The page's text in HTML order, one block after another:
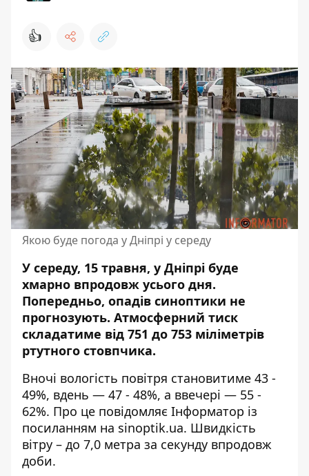
👍
Якою буде погода у Дніпрі у середу
У середу, 15 травня, у Дніпрі буде
хмарно впродовж усього дня.
Попередньо, опадів синоптики не
прогнозують. Атмосферний тиск
складатиме від 751 до 753 міліметрів
ртутного стовпчика.
Вночі вологість повітря становитиме 43 -
49%, вдень — 47 - 48%, а ввечері — 55 -
62%. Про це повідомляє Інформатор із
посиланням на sinoptik.ua. Швидкість
вітру – до 7,0 метра за секунду впродовж
доби.